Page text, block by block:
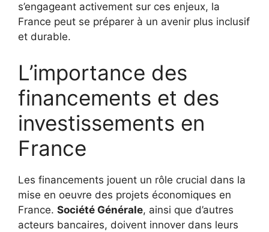
s’engageant activement sur ces enjeux, la
France peut se préparer à un avenir plus inclusif
et durable.
L’importance des
financements et des
investissements en
France
Les financements jouent un rôle crucial dans la
mise en oeuvre des projets économiques en
France. Société Générale, ainsi que d’autres
acteurs bancaires, doivent innover dans leurs